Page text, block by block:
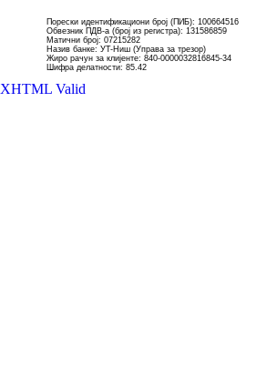
Порески идентификациони број (ПИБ): 100664516
Обвезник ПДВ-а (број из регистра): 131586859
Матични број: 07215282
Назив банке: УT-Ниш (Управа за трезор)
Жиро рачун за клијенте:840-0000032816845-34
Шифра делатности: 85.42
XHTML Valid